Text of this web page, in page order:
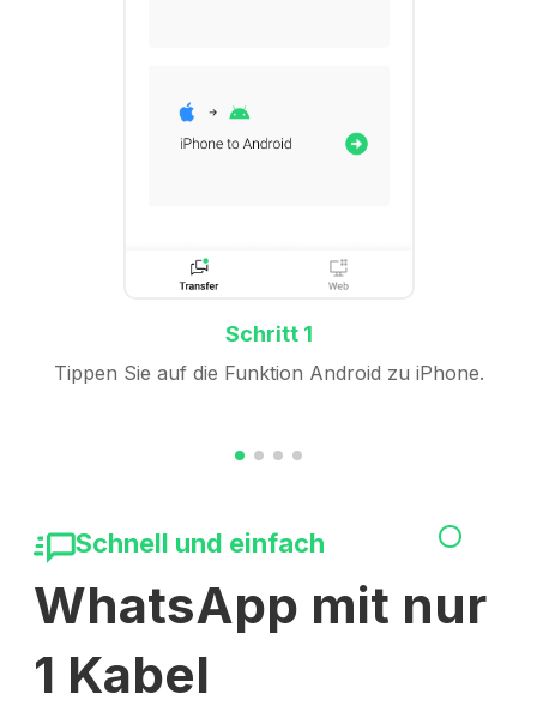
Schritt 1
Tippen Sie auf die Funktion Android zu iPhone.
Schnell und einfach
WhatsApp mit nur
1 Kabel